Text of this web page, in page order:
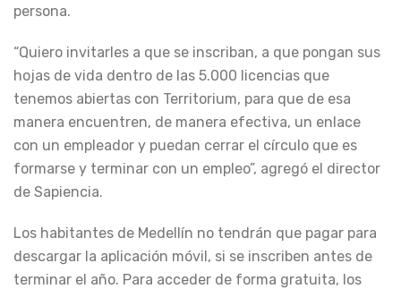
persona.
“Quiero invitarles a que se inscriban, a que pongan sus
hojas de vida dentro de las 5.000 licencias que
tenemos abiertas con Territorium, para que de esa
manera encuentren, de manera efectiva, un enlace
con un empleador y puedan cerrar el círculo que es
formarse y terminar con un empleo”, agregó el director
de Sapiencia.
Los habitantes de Medellín no tendrán que pagar para
descargar la aplicación móvil, si se inscriben antes de
terminar el año. Para acceder de forma gratuita, los